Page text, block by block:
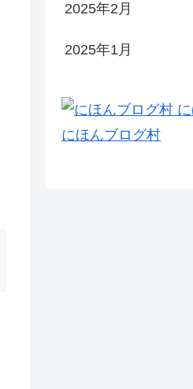
2025年2月
2025年1月
にほんブログ村